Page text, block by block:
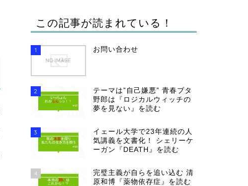
この記事が読まれている！
1 お問い合わせ
2
テーマは”自己嫌悪” 青春ブタ
野郎は『ロジカルウィッチの
夢を見ない』を読む
3
イェール大学で23年連続の人
気講義を文書化！ シェリーケ
ーガン『DEATH』を読む
4
完璧主義が自らを追い込む 清
原和博『薬物依存症』を読む